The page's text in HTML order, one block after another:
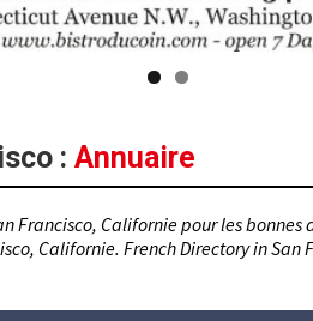
: Annuaire
Francisco, Californie pour les bonnes
Californie. French Directory in San